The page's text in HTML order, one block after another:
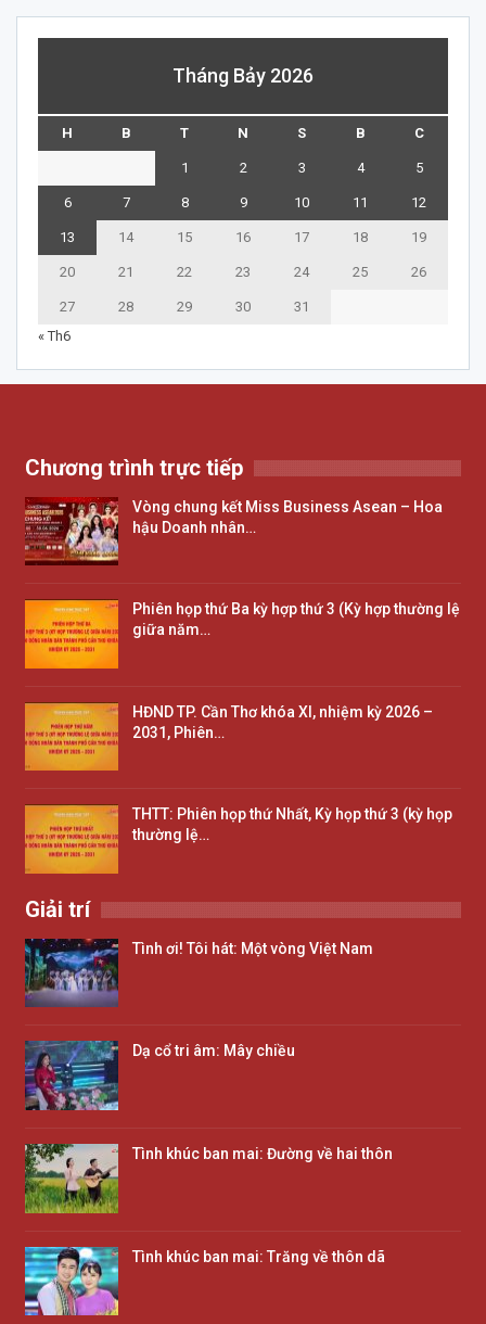
Tháng Bảy 2026
H B T N S B C
1 2 3 4 5
6 7 8 9 10 11 12
13 14 15 16 17 18 19
20 21 22 23 24 25 26
27 28 29 30
31
« Th6
Chương trình trực tiếp
Vòng chung kết Miss Business Asean – Hoa
hậu Doanh nhân…
Phiên họp thứ Ba kỳ hợp thứ 3 (Kỳ hợp thường lệ
giữa năm…
HĐND TP. Cần Thơ khóa XI, nhiệm kỳ 2026 –
2031, Phiên…
THTT: Phiên họp thứ Nhất, Kỳ họp thứ 3 (kỳ họp
thường lệ…
Giải trí
Tình ơi! Tôi hát: Một vòng Việt Nam
Dạ cổ tri âm: Mây chiều
Tình khúc ban mai: Đường về hai thôn
Tình khúc ban mai: Trăng về thôn dã